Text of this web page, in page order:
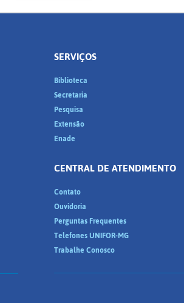
SERVIÇOS
Biblioteca
Secretaria
Pesquisa
Extensão
Enade
CENTRAL DE ATENDIMENTO
Contato
Ouvidoria
Perguntas Frequentes
Telefones UNIFOR-MG
Trabalhe Conosco